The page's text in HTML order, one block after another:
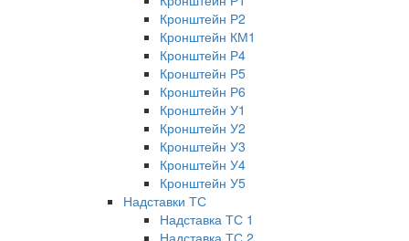
Кронштейн Р2
Кронштейн КМ1
Кронштейн Р4
Кронштейн Р5
Кронштейн Р6
Кронштейн У1
Кронштейн У2
Кронштейн У3
Кронштейн У4
Кронштейн У5
Надставки ТС
Надставка ТС 1
Надставка ТС 2